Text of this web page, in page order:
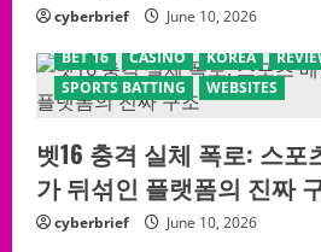
cyberbrief
June 10, 2026
BET 16
CASINO KOREA
SPORTS BATTING
WEBSITES
벳16 충격 실체 폭로: 스포
가 뒤섞인 플랫폼의 진짜
cyberbrief June 10, 2026